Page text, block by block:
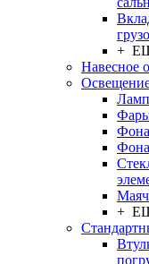
+
Навесное
+